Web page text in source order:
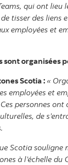
qui ont lieu
tisser des liens
employées et
sont organisées
Scotia :«
employées et
personnes ont
de
Scotia
à l’échelle